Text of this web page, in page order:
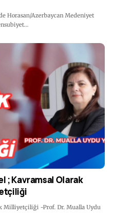
Horasan/Azerbaycan Medeniyet
; Kavramsal Olarak
Milliyetçiliği -Prof. Dr. Mualla Uydu